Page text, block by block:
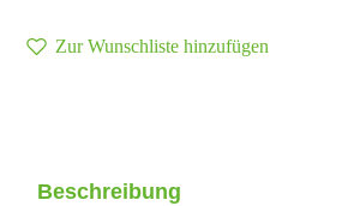
Zur Wunschliste hinzufügen
Beschreibung